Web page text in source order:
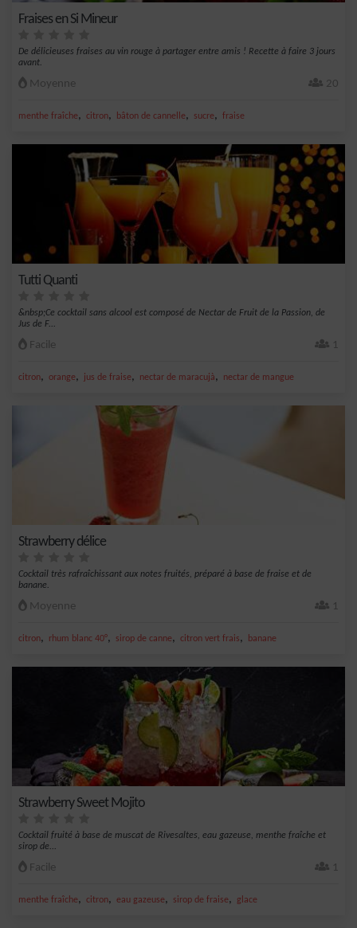
Fraises en Si Mineur
De délicieuses fraises au vin rouge à partager entre amis ! Recette à faire 3 jours
avant.
Moyenne 20
menthe fraîche, citron, bâton de cannelle, sucre, fraise
Tutti Quanti
&nbsp;Ce cocktail sans alcool est composé de Nectar de Fruit de la Passion, de
Jus de F...
Facile 1
citron, orange, jus de fraise, nectar de maracujà, nectar de mangue
Strawberry délice
Cocktail très rafraîchissant aux notes fruités, préparé à base de fraise et de
banane.
Moyenne 1
citron, rhum blanc 40°, sirop de canne, citron vert frais, banane
Strawberry Sweet Mojito
Cocktail fruité à base de muscat de Rivesaltes, eau gazeuse, menthe fraîche et
sirop de...
Facile 1
menthe fraîche, citron, eau gazeuse, sirop de fraise, glace